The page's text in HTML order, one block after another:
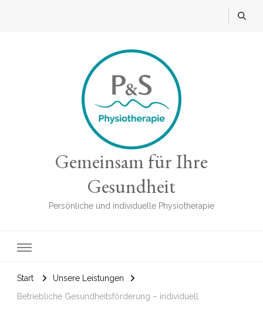
Gemeinsam für Ihre
Gesundheit
Persönliche und individuelle Physiotherapie
Start
Unsere Leistungen
Betriebliche Gesundheitsförderung – individuell